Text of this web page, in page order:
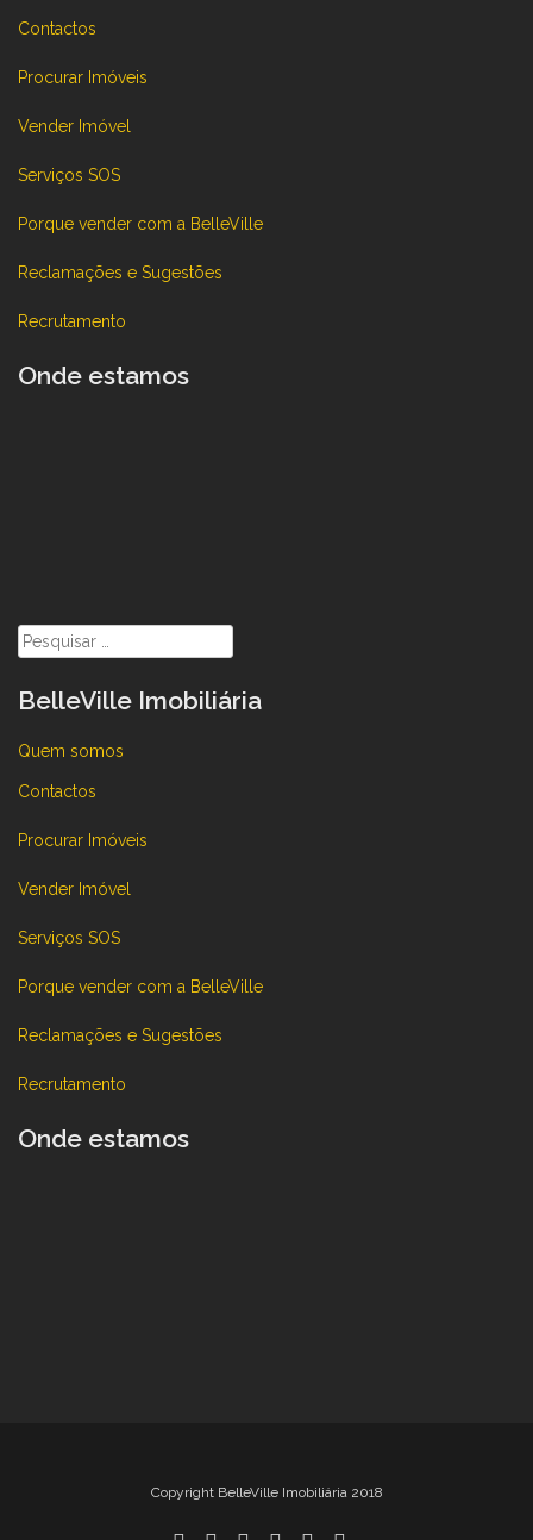
Contactos
Procurar Imóveis
Vender Imóvel
Serviços SOS
Porque vender com a BelleVille
Reclamações e Sugestões
Recrutamento
Onde estamos
Pesquisar
por:
BelleVille Imobiliária
Quem somos
Contactos
Procurar Imóveis
Vender Imóvel
Serviços SOS
Porque vender com a BelleVille
Reclamações e Sugestões
Recrutamento
Onde estamos
Copyright BelleVille Imobiliária 2018